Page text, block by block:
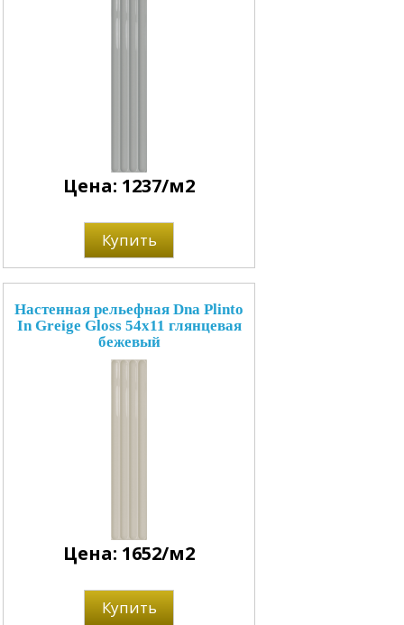
Цена: 1237/м2
Купить
Настенная рельефная Dna Plinto
In Greige Gloss 54x11 глянцевая
бежевый
Цена: 1652/м2
Купить